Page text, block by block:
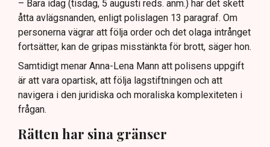
– Bara idag (tisdag, 5 augusti reds. anm.) har det skett
åtta avlägsnanden, enligt polislagen 13 paragraf. Om
personerna vägrar att följa order och det olaga intrånget
fortsätter, kan de gripas misstänkta för brott, säger hon.
Samtidigt menar Anna-Lena Mann att polisens uppgift
är att vara opartisk, att följa lagstiftningen och att
navigera i den juridiska och moraliska komplexiteten i
frågan.
Rätten har sina gränser